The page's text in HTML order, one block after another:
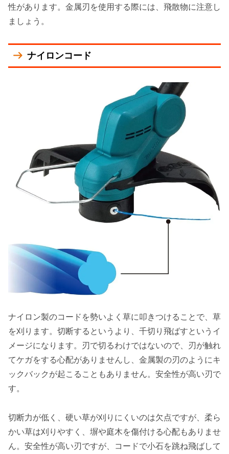
性があります。金属刃を使用する際には、飛散物に注意し
ましょう。
ナイロンコード
ナイロン製のコードを勢いよく草に叩きつけることで、草
を刈ります。切断するというより、千切り飛ばすというイ
メージになります。刃で切るわけではないので、
刃が触れ
てケガをする心配がありませんし、金属製の刃のようにキ
ックバックが起こることもありません。安全性が高い刃で
す。
切断力が低く、硬い草が刈りにくいのは欠点ですが、 柔ら
かい草は刈りやすく、塀や庭木を傷付ける心配もありませ
ん。 安全性が高い刃ですが、コードで小石を跳ね飛ばして